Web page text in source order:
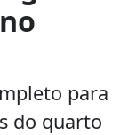
para
do quarto